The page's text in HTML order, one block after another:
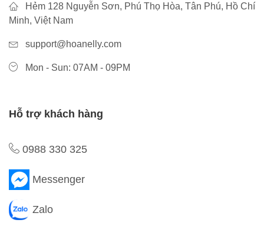
Hẻm 128 Nguyễn Sơn, Phú Thọ Hòa, Tân Phú, Hồ Chí
Minh, Việt Nam
support@hoanelly.com
Mon - Sun: 07AM - 09PM
Hỗ trợ khách hàng
0988 330 325
Messenger
Zalo